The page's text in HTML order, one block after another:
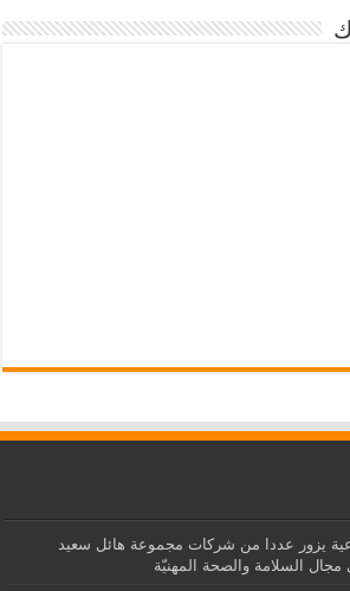
يزور عددا من شركات مجموعة هائل سعيد
مجال السلامة والصحة المهنيّة